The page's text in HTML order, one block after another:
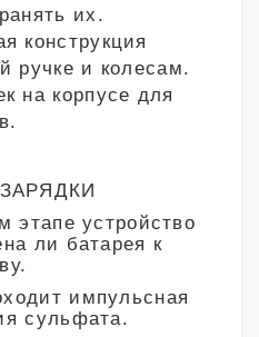
их.
конструкция
ручке и колесам.
на корпусе для
этапе устройство
ли батарея к
импульсная
сульфата.